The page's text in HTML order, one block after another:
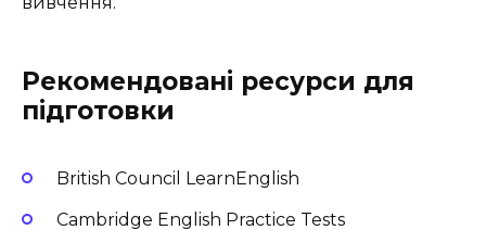
Рекомендовані ресурси для
підготовки
British Council LearnEnglish
Cambridge English Practice Tests